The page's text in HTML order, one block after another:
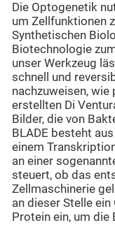
Die Optogenetik
um Zellfunktionen
Synthetischen
Biotechnologie
unser Werkzeug
schnell und
nachzuweisen, wie
erstellten Di
Bilder, die von
BLADE besteht
einem
an einer
steuert, ob das
Zellmaschinerie
an dieser Stelle
Protein ein, um die